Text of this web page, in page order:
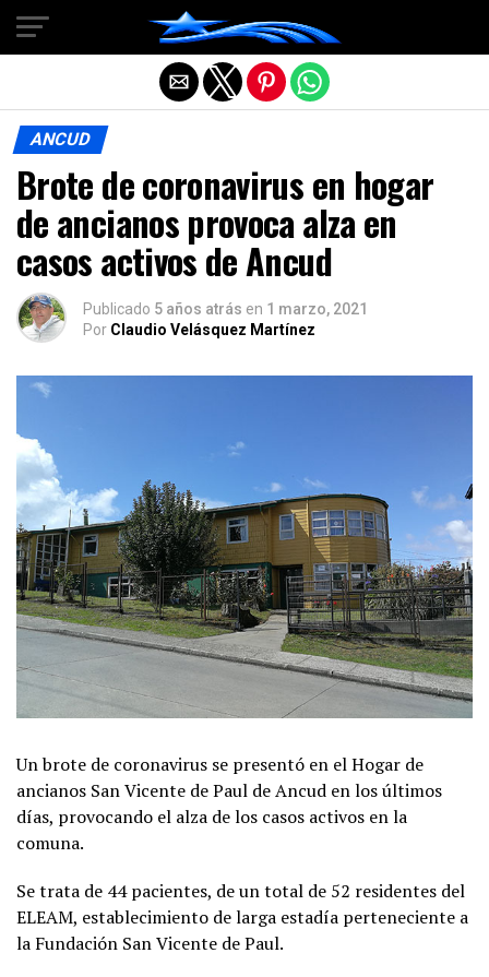
ANCUD
Brote de coronavirus en hogar
de ancianos provoca alza en
casos activos de Ancud
Publicado 5 años atrás en 1 marzo, 2021
Por Claudio Velásquez Martínez
Un brote de coronavirus se presentó en el Hogar de
ancianos San Vicente de Paul de Ancud en los últimos
días, provocando el alza de los casos activos en la
comuna.
Se trata de 44 pacientes, de un total de 52 residentes del
ELEAM, establecimiento de larga estadía perteneciente a
la Fundación San Vicente de Paul.
Salir de la versión móvil